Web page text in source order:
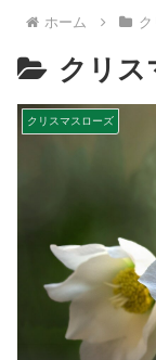
ホーム
クリス
クリスマスローズ